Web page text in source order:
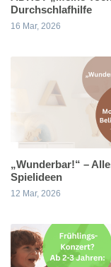
Durchschlafhilfe
16 Mar, 2026
„Wunderbar!“ –
Spielideen
12 Mar, 2026